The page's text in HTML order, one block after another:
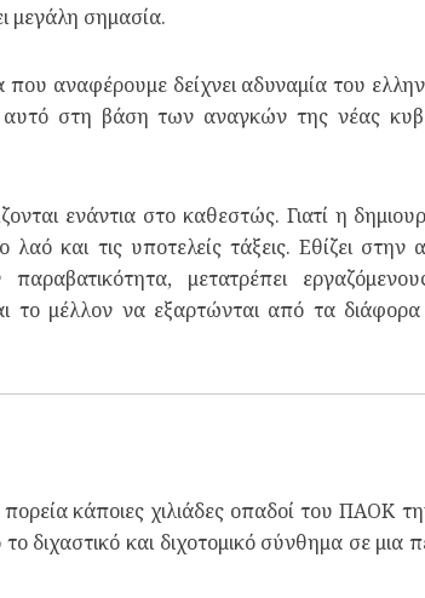
μεγάλη σημασία.
αναφέρουμε δείχνει αδυναμία του
αυτό στη βάση των αναγκών της νέας
ενάντια στο καθεστώς. Γιατί η
λαό και τις υποτελείς τάξεις. Εθίζει
παραβατικότητα, μετατρέπει
το μέλλον να εξαρτώνται από τα
κάποιες χιλιάδες οπαδοί του ΠΑΟΚ
το διχαστικό και διχοτομικό σύνθημα σε